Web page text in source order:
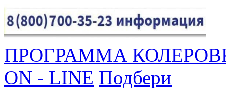
ПРОГРАММА
ON - LINE Подбери